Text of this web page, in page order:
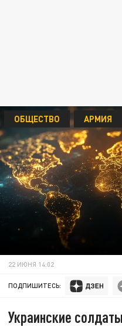
ОБЩЕСТВО АРМИЯ
22 ИЮНЯ 14:02
ПОДПИШИТЕСЬ:
Украинские